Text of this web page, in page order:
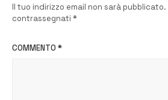
Il tuo indirizzo email non sarà pubblicato.
contrassegnati *
COMMENTO *